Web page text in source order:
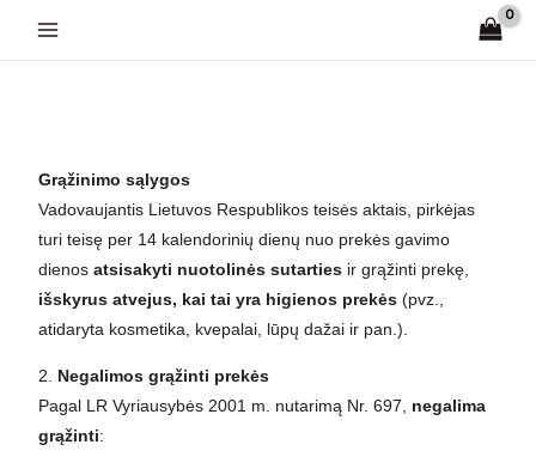
Grąžinimo sąlygos
Vadovaujantis Lietuvos Respublikos teisės aktais, pirkėjas
turi teisę per 14 kalendorinių dienų nuo prekės gavimo
dienos atsisakyti nuotolinės sutartiesir grąžinti prekę,
išskyrus atvejus, kai tai yra higienos prekės(pvz.,
atidaryta kosmetika, kvepalai, lūpų dažai ir pan.).
2. Negalimos grąžinti prekės
Pagal LR Vyriausybės 2001 m. nutarimą Nr. 697, negalima
grąžinti: